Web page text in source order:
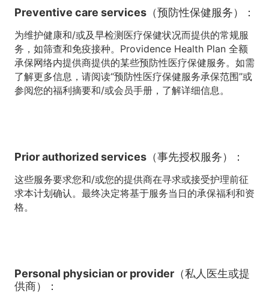
Preventive care services（预防性保健服务）：
为维护健康和/或及早检测医疗保健状况而提供的常规服
务，如筛查和免疫接种。Providence Health Plan 全额
承保网络内提供商提供的某些预防性医疗保健服务。如需
了解更多信息，请阅读“预防性医疗保健服务承保范围”或
参阅您的福利摘要和/或会员手册，了解详细信息。
Prior authorized services（事先授权服务）：
这些服务要求您和/或您的提供商在寻求或接受护理前征
求本计划确认。最终决定将基于服务当日的承保福利和资
格。
Personal physician or provider（私人医生或提
供商）：